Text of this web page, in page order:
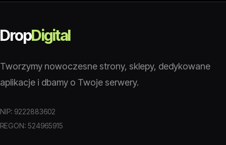
DropDigital
Tworzymy nowoczesne strony, sklepy, dedykowane
aplikacje i dbamy o Twoje serwery.
NIP: 9222883602
REGON: 524965915